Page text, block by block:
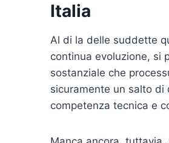
Italia
Al di la delle suddette
continua evoluzione, si
sostanziale che
sicuramente un salto di
competenza tecnica e